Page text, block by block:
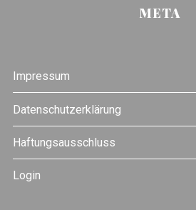
META
Impressum
Datenschutzerklärung
Haftungsausschluss
Login